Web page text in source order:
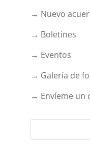
→ Nuevo
→ Boletines
→ Eventos
→ Galería de
→ Envíeme un